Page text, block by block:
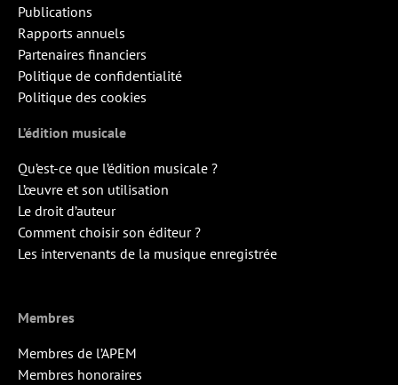
Publications
Rapports annuels
Partenaires financiers
Politique de confidentialité
Politique des cookies
L’édition musicale
Qu’est-ce que l’édition musicale ?
L’œuvre et son utilisation
Le droit d’auteur
Comment choisir son éditeur ?
Les intervenants de la musique enregistrée
Membres
Membres de l’APEM
Membres honoraires